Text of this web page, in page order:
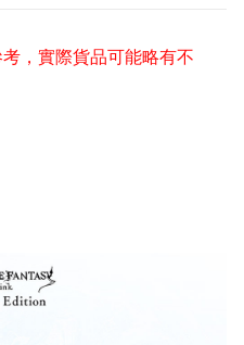
，實際貨品可能略有不